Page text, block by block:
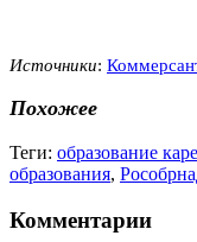
Источники:
Похожее
Теги: образование
образования,
Комментарии